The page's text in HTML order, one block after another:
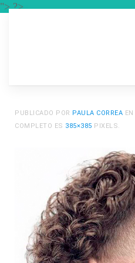
"> ?>
PUBLICADO POR PAULA CORREA EN
COMPLETO ES 385×385 PIXELS.